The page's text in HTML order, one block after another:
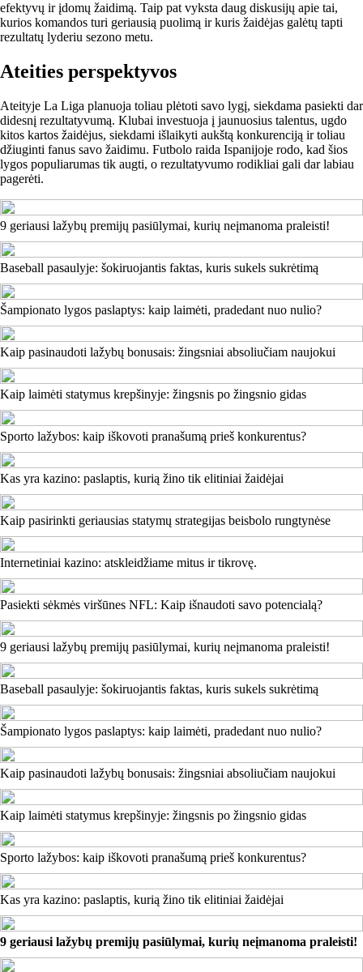
efektyvų ir įdomų žaidimą. Taip pat vyksta daug diskusijų apie tai,
kurios komandos turi geriausią puolimą ir kuris žaidėjas galėtų tapti
rezultatų lyderiu sezono metu.
Ateities perspektyvos
Ateityje La Liga planuoja toliau plėtoti savo lygį, siekdama pasiekti dar
didesnį rezultatyvumą. Klubai investuoja į jaunuosius talentus, ugdo
kitos kartos žaidėjus, siekdami išlaikyti aukštą konkurenciją ir toliau
džiuginti fanus savo žaidimu. Futbolo raida Ispanijoje rodo, kad šios
lygos populiarumas tik augti, o rezultatyvumo rodikliai gali dar labiau
pagerėti.
9 geriausi lažybų premijų pasiūlymai, kurių neįmanoma praleisti!
Baseball pasaulyje: šokiruojantis faktas, kuris sukels sukrėtimą
Šampionato lygos paslaptys: kaip laimėti, pradedant nuo nulio?
Kaip pasinaudoti lažybų bonusais: žingsniai absoliučiam naujokui
Kaip laimėti statymus krepšinyje: žingsnis po žingsnio gidas
Sporto lažybos: kaip iškovoti pranašumą prieš konkurentus?
Kas yra kazino: paslaptis, kurią žino tik elitiniai žaidėjai
Kaip pasirinkti geriausias statymų strategijas beisbolo rungtynėse
Internetiniai kazino: atskleidžiame mitus ir tikrovę.
Pasiekti sėkmės viršūnes NFL: Kaip išnaudoti savo potencialą?
9 geriausi lažybų premijų pasiūlymai, kurių neįmanoma praleisti!
Baseball pasaulyje: šokiruojantis faktas, kuris sukels sukrėtimą
Šampionato lygos paslaptys: kaip laimėti, pradedant nuo nulio?
Kaip pasinaudoti lažybų bonusais: žingsniai absoliučiam naujokui
Kaip laimėti statymus krepšinyje: žingsnis po žingsnio gidas
Sporto lažybos: kaip iškovoti pranašumą prieš konkurentus?
Kas yra kazino: paslaptis, kurią žino tik elitiniai žaidėjai
9 geriausi lažybų premijų pasiūlymai, kurių neįmanoma praleisti!